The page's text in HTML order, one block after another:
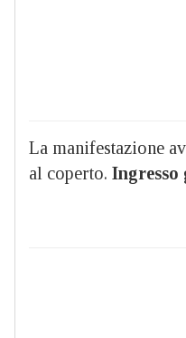
La manifestazione
al coperto.